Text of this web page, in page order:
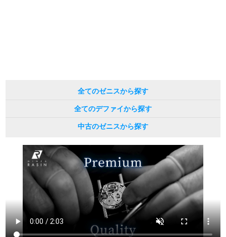
全てのゼニスから探す
全てのデファイから探す
中古のゼニスから探す